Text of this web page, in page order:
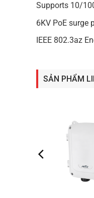
Supports 10/
6KV PoE surge
IEEE 802.3az
SẢN PHẨM